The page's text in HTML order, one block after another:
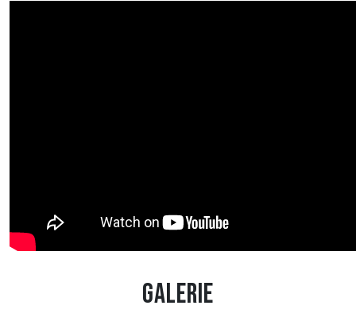
Galerie